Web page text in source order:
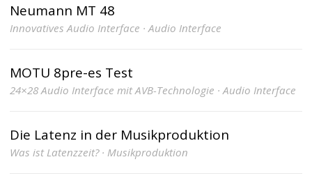
Neumann MT 48
Innovatives Audio Interface · Audio Interface
MOTU 8pre-es Test
24×28 Audio Interface mit AVB-Technologie · Audio Interface
Die Latenz in der Musikproduktion
Was ist Latenzzeit? · Musikproduktion